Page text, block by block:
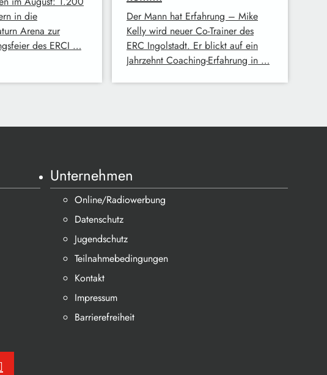
in die
Arena zur
des ERCI …
Der Mann hat Erfahrung – Mike
Kelly wird neuer Co-Trainer des
ERC Ingolstadt. Er blickt auf ein
Jahrzehnt Coaching-Erfahrung in …
Unternehmen
Online/Radiowerbung
Datenschutz
Jugendschutz
Teilnahmebedingungen
Kontakt
Impressum
Barrierefreiheit